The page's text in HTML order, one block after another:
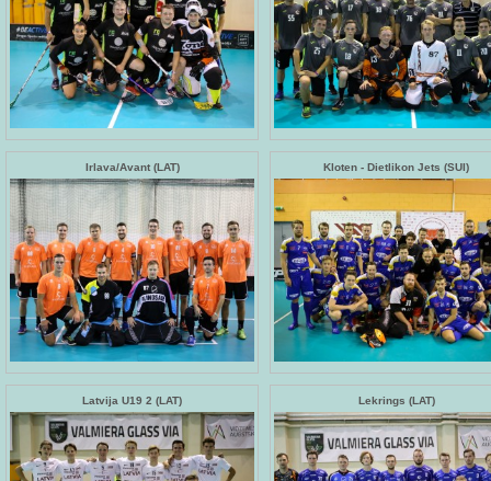
Irlava/Avant (LAT) Kloten - Dietlikon Jets (SUI)
Latvija U19 2 (LAT) Lekrings (LAT)